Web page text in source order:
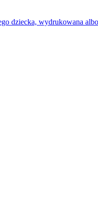
dziecka, wydrukowana